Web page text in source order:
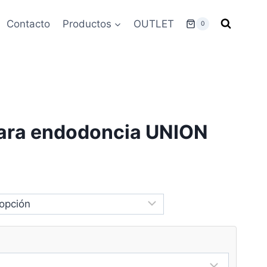
Contacto Productos OUTLET 0
endodoncia UNION